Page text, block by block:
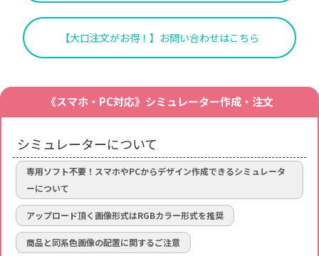
【大口注文がお得！】お問い合わせはこちら
《スマホ・PC対応》シミュレーター作成・注文
シミュレーターについて
専用ソフト不要！スマホやPCからデザイン作成できるシミュレータ
ーについて
アップロード頂く画像形式はRGBカラー形式を推奨
商品と同系色画像の配置に関するご注意